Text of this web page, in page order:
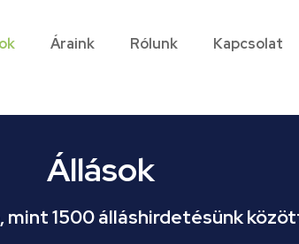
Áraink Rólunk Kapcsolat
Állások
mint 1500 álláshirdetésünk